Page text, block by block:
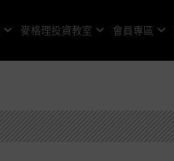
麥格理投資教室 會員專區